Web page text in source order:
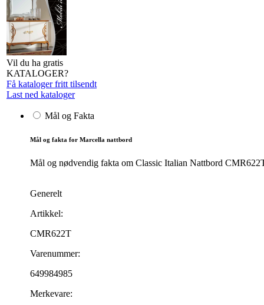
Vil du ha gratis
KATALOGER?
Få kataloger fritt tilsendt
Last ned kataloger
Mål og Fakta
Mål og fakta for Marcella nattbord
Mål og nødvendig fakta om Classic Italian Nattbord
Generelt
Artikkel:
CMR622T
Varenummer:
649984985
Merkevare: